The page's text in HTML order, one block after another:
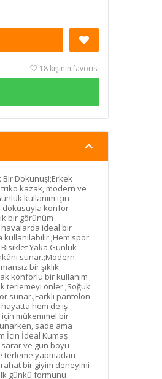
18 kişinin favorisi
Bir Dokunuş!;Erkek
kazak, modern ve
kullanım için
dokusuyla konfor
bir görünüm
havalarda ideal bir
kullanılabilir.;Hem spor
Yaka Günlük
sunar.;Modern
bir şıklık
konforlu bir kullanım
terlemeyi önler.;Soğuk
sunar.;Farklı pantolon
hem de iş
mükemmel bir
sade ama
İçin İdeal Kumaş
ve gün boyu
terleme yapmadan
bir giyim deneyimi
günkü formunu